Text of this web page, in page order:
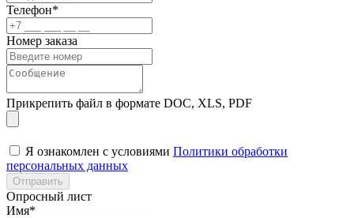
Телефон*
Номер заказа
Прикрепить файл в формате DOC, XLS, PDF
Я ознакомлен с условиями Политики обработки
персональных данных
Отправить
Опросный лист
Имя*